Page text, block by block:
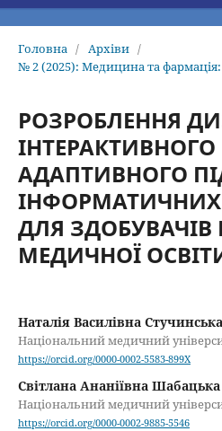
Головна / Архіви /
№ 2 (2025): Медицина та
РОЗРОБЛЕННЯ
ІНТЕРАКТИВНОГО
АДАПТИВНОГО
ДЛЯ
МЕДИЧНОЇ
Наталія Василівна Стучинська
Національний медичний
https://orcid.org/0000-0002-5583-899X
Світлана Ананіївна Шабацька
Національний медичний
https://orcid.org/0000-0002-9885-5546